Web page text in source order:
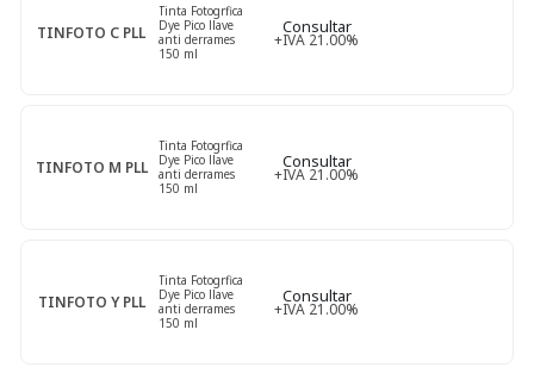
TINFOTO C PLL
Tinta Fotogrfica
Dye Pico llave
anti derrames
150 ml
Consultar
+IVA 21.00%
TINFOTO M PLL
Tinta Fotogrfica
Dye Pico llave
anti derrames
150 ml
Consultar
+IVA 21.00%
TINFOTO Y PLL
Tinta Fotogrfica
Dye Pico llave
anti derrames
150 ml
Consultar
+IVA 21.00%